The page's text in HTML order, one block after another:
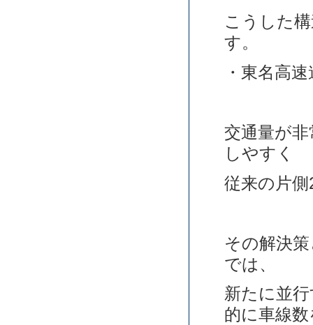
こうした
す。
・東名高
交通量が
しやすく
従来の片
その解決
では、
新たに並
的に車線